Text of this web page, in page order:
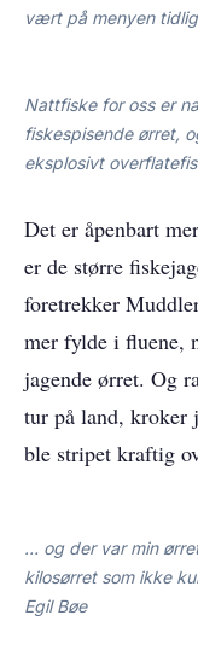
vært på menyen
Nattfiske for oss er
fiskespisende ørret,
eksplosivt
Det er åpenbart
er de større
foretrekker
mer fylde i fluene,
jagende ørret. Og
tur på land, kroker
ble stripet kraftig
… og der var min
kilosørret som ikke
Egil Bøe